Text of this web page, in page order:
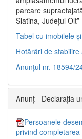
parcare
Slatina, Județul Olt”
Tabel cu imobilele
Hotărâri de
Anunțul nr. 18594/
Anunț - Declarația
Persoanele
privind